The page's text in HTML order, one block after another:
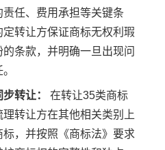
任、费用承担等关键条
转让方保证商标无权利瑕
条款，并明确一旦出现问
转让：
在转让35类商标
理转让方在其他相关类别上
标，并按照《商标法》要求